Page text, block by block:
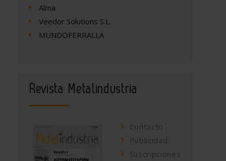
Alma
Veedor Solutions S.L.
MUNDOFERRALLA
Revista Metalindustria
Contacto
Publicidad
Suscripciones